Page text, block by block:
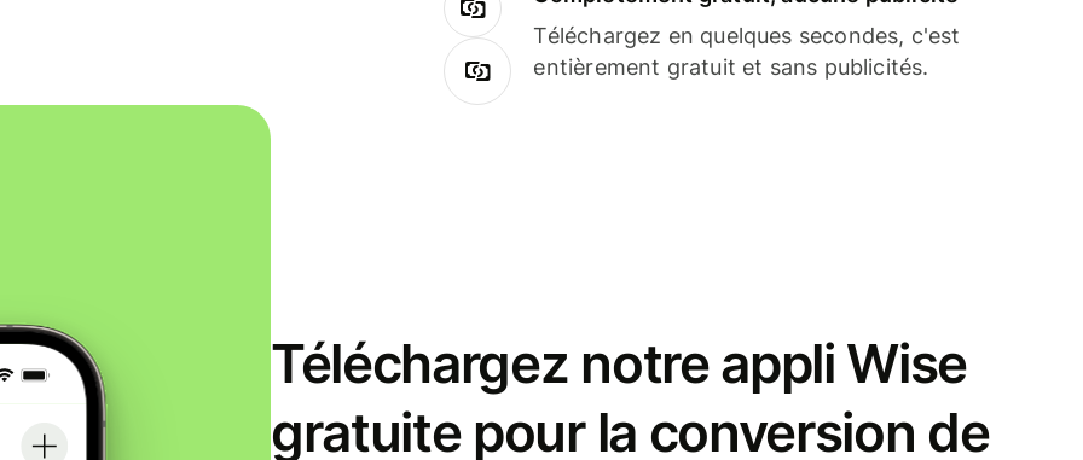
Téléchargez en quelques secondes, c'est
entièrement gratuit et sans publicités.
Téléchargez notre appli Wise
gratuite pour la conversion de